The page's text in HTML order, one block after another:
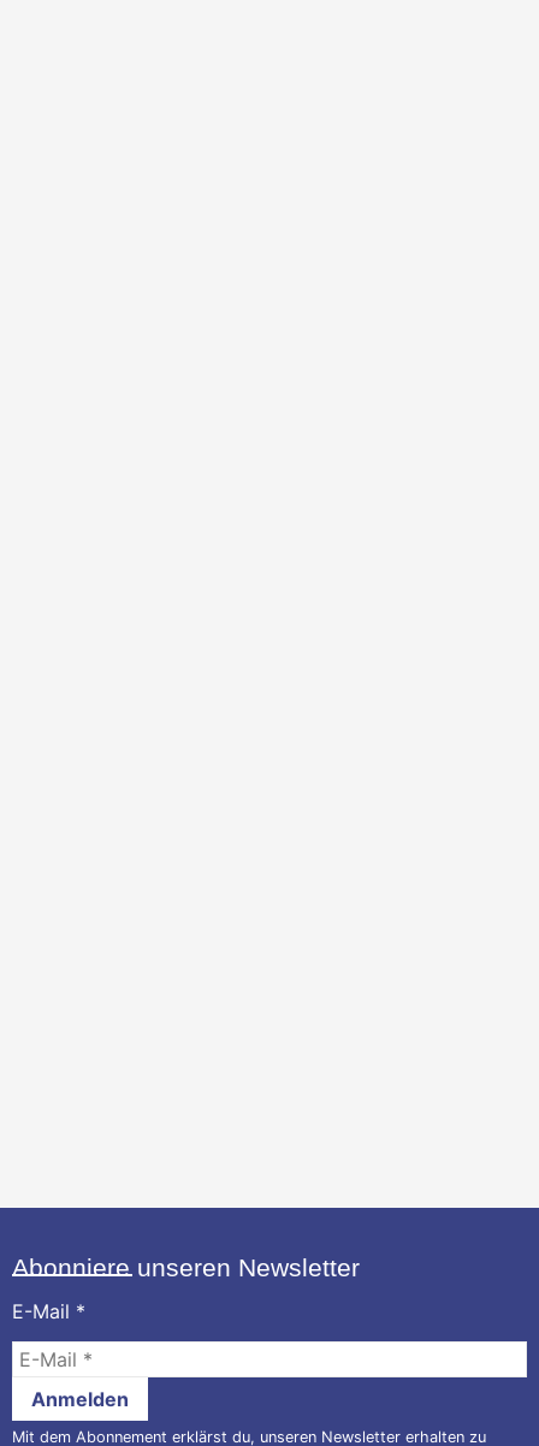
Abonniere unseren Newsletter
E-Mail *
Mit dem Abonnement erklärst du, unseren Newsletter erhalten zu